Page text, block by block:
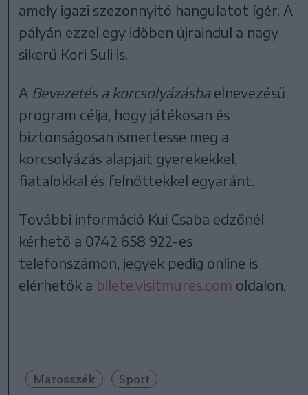
amely igazi szezonnyitó hangulatot ígér. A
pályán ezzel egy időben újraindul a nagy
sikerű Kori Suli is.
A Bevezetés a korcsolyázásbaelnevezésű
program célja, hogy játékosan és
biztonságosan ismertesse meg a
korcsolyázás alapjait gyerekekkel,
fiatalokkal és felnőttekkel egyaránt.
További információ Kui Csaba edzőnél
kérhető a 0742 658 922-es
telefonszámon, jegyek pedig online is
elérhetők a bilete.visitmures.com oldalon.
Marosszék
Sport